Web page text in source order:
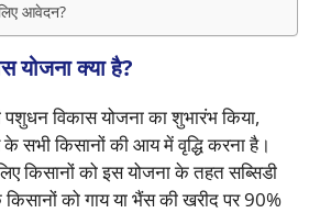
आवेदन?
योजना क्या है?
विकास योजना का शुभारंभ किया,
सभी किसानों की आय में वृद्धि करना है।
किसानों को इस योजना के तहत सब्सिडी
को गाय या भैंस की खरीद पर 90%